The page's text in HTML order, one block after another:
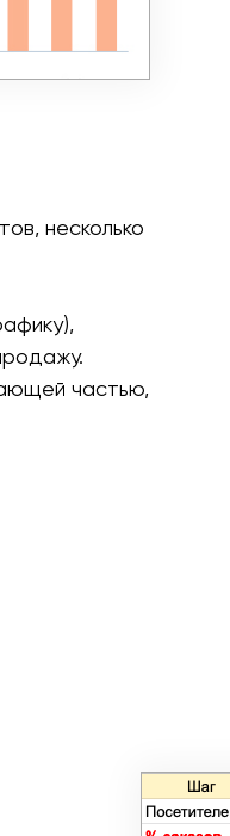
несколько
частью,